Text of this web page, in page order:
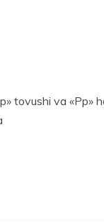
tovushi va «Pp»